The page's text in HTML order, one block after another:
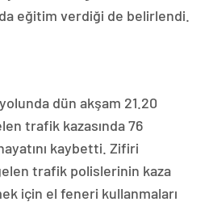
eğitim verdiği de belirlendi.
dün akşam 21.20
trafik kazasında 76
kaybetti. Zifiri
trafik polislerinin kaza
için el feneri kullanmaları